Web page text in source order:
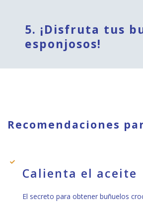
5. ¡Disfruta tus
esponjosos!
Recomendaciones
Calienta el aceite
El secreto para obtener buñuelos